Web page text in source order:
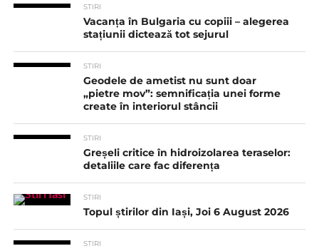
STIRI
Vacanța în Bulgaria cu copiii – alegerea
stațiunii dictează tot sejurul
STIRI
Geodele de ametist nu sunt doar
„pietre mov”: semnificația unei forme
create în interiorul stâncii
STIRI
Greșeli critice în hidroizolarea teraselor:
detaliile care fac diferența
STIRI
Topul știrilor din Iași, Joi 6 August 2026
STIRI